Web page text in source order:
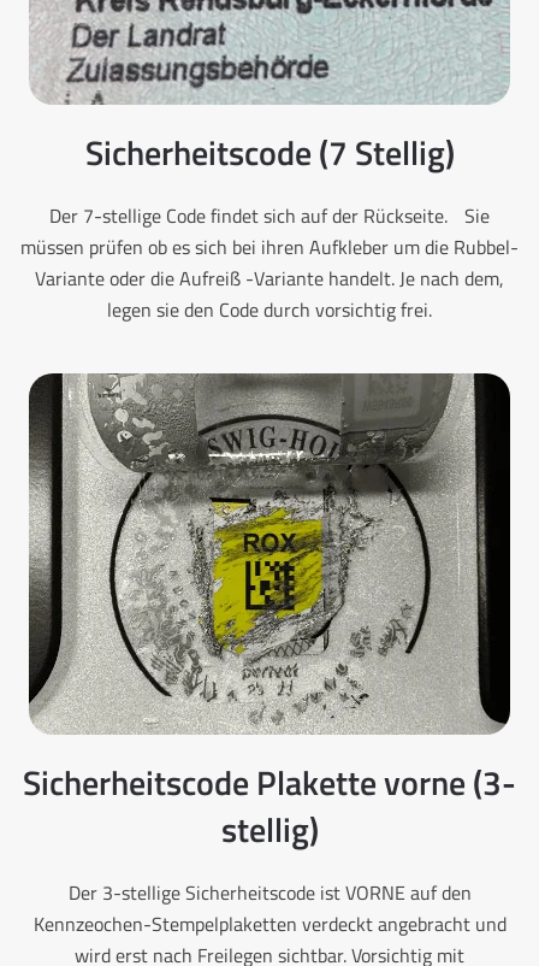
Sicherheitscode (7 Stellig)
Der 7-stellige Code findet sich auf der Rückseite. Sie
müssen prüfen ob es sich bei ihren Aufkleber um die Rubbel-
Variante oder die Aufreiß -Variante handelt. Je nach dem,
legen sie den Code durch vorsichtig frei.
Sicherheitscode Plakette vorne (3-
stellig)
Der 3-stellige Sicherheitscode ist VORNE auf den
Kennzeochen-Stempelplaketten verdeckt angebracht und
wird erst nach Freilegen sichtbar. Vorsichtig mit